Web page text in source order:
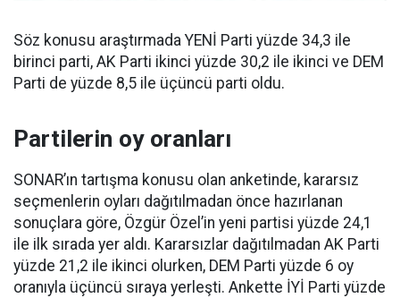
Söz konusu araştırmada YENİ Parti yüzde 34,3 ile
birinci parti, AK Parti ikinci yüzde 30,2 ile ikinci ve DEM
Parti de yüzde 8,5 ile üçüncü parti oldu.
Partilerin oy oranları
SONAR’ın tartışma konusu olan anketinde, kararsız
seçmenlerin oyları dağıtılmadan önce hazırlanan
sonuçlara göre, Özgür Özel’in yeni partisi yüzde 24,1
ile ilk sırada yer aldı. Kararsızlar dağıtılmadan AK Parti
yüzde 21,2 ile ikinci olurken, DEM Parti yüzde 6 oy
oranıyla üçüncü sıraya yerleşti. Ankette İYİ Parti yüzde